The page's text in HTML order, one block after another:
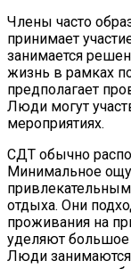
Члены часто
принимает
занимается
жизнь в рамках
предполагает
Люди могут
мероприятиях.
СДТ обычно
Минимальное
отдыха. Они
проживания на
уделяют
Люди